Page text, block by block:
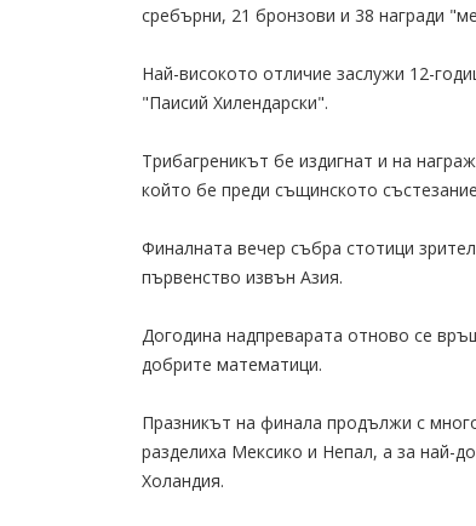
сребърни, 21 бронзови и 38 награди
Най-високото отличие заслужи 12-
"Паисий Хилендарски".
Трибагреникът бе издигнат и на
който бе преди същинското
Финалната вечер събра стотици
първенство извън Азия.
Догодина надпреварата отново се
добрите математици.
Празникът на финала продължи с
разделиха Мексико и Непал, а за най-
Холандия.